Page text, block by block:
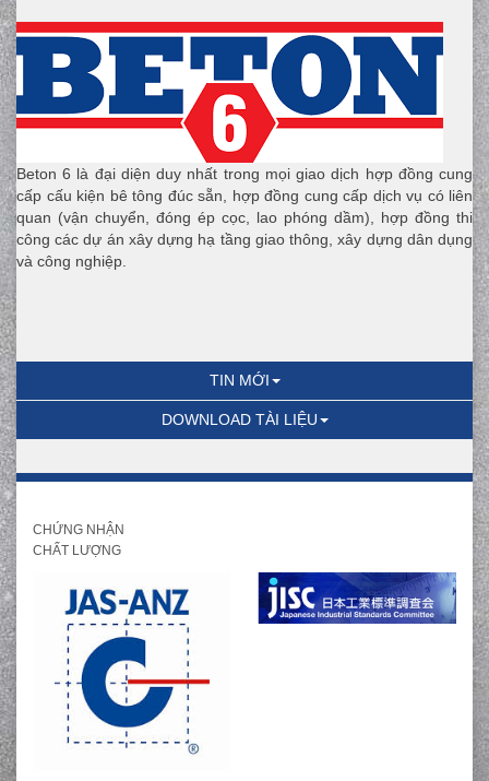
Beton 6 là đại diện duy nhất trong mọi giao dịch hợp đồng cung
cấp cấu kiện bê tông đúc sẵn, hợp đồng cung cấp dịch vụ có liên
quan (vận chuyển, đóng ép cọc, lao phóng dầm), hợp đồng thi
công các dự án xây dựng hạ tầng giao thông, xây dựng dân dụng
và công nghiệp.
TIN MỚI
DOWNLOAD TÀI LIỆU
CHỨNG NHẬN
CHẤT LƯỢNG